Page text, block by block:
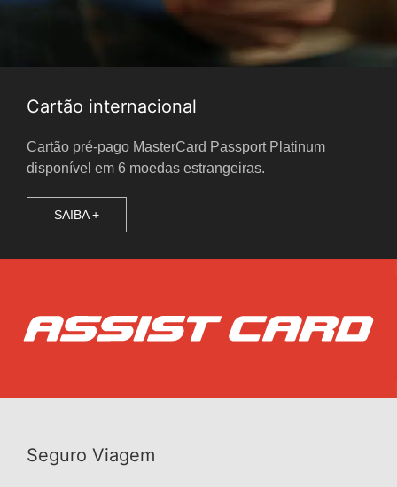
Cartão internacional
Cartão pré-pago MasterCard Passport Platinum
disponível em 6 moedas estrangeiras.
SAIBA +
Seguro Viagem